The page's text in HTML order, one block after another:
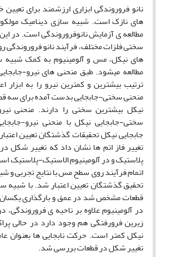
نانو فروروندگی ابزاری ارزشمند برای
های نازک است. شبیه سازی دینامیک
مطالعه ی آزمایش نانوفروروندگی است. در
سختی فلزات مختلف، فرآیند نانو
های نیکل، مس و آلومینیوم به کمک شبیه
مطالعه میشود. طبق منحنی های نیرو-
ترتیب بیشترین و کمترین نیرو را به
منحنی سختی-جابجایی بدست آمده برای سه
نیکل بیشترین سختی را دارند. منحنی
سختی-جابجایی نیکل با منحنی نیرو-
جابجایی نیکل تحقیقات گذشتگان تعیین
تغییر فاز اتم ها نشان داد که تغییر شکل
پلاستیک و در آلومینیوم الاستیک-پلاستیک
اتمام فرآیند روی سطح مس با نتایج تجربی و
تحقیق گذشتگان تعیین اعتبار شد. با شبیه
قطعات مشخص شد در عمق و بارگذاری
در آلومینیوم علاوه بر ناحیه ی
زیرین فرورفتگی هم وجود دارد در حالی
نیکل کمتر است. حرکت نابجایی ها بعنوان
تغییر شکل در قطعات بررسی شد.